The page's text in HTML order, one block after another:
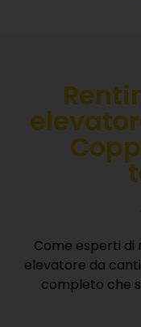
Come esperti di
elevatore da
completo che